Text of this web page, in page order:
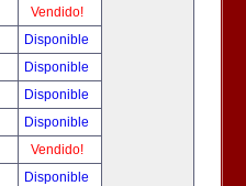
Vendido!
Disponible
Disponible
Disponible
Disponible
Vendido!
Disponible